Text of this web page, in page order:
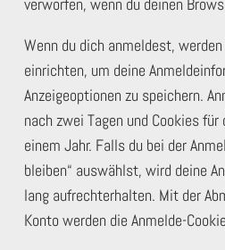
Wenn du dich anmeldest,
einrichten, um deine
Anzeigeoptionen zu speichern.
nach zwei Tagen und Cookies
einem Jahr. Falls du bei der
bleiben“ auswählst, wird deine
lang aufrechterhalten. Mit der
Konto werden die Anmelde-